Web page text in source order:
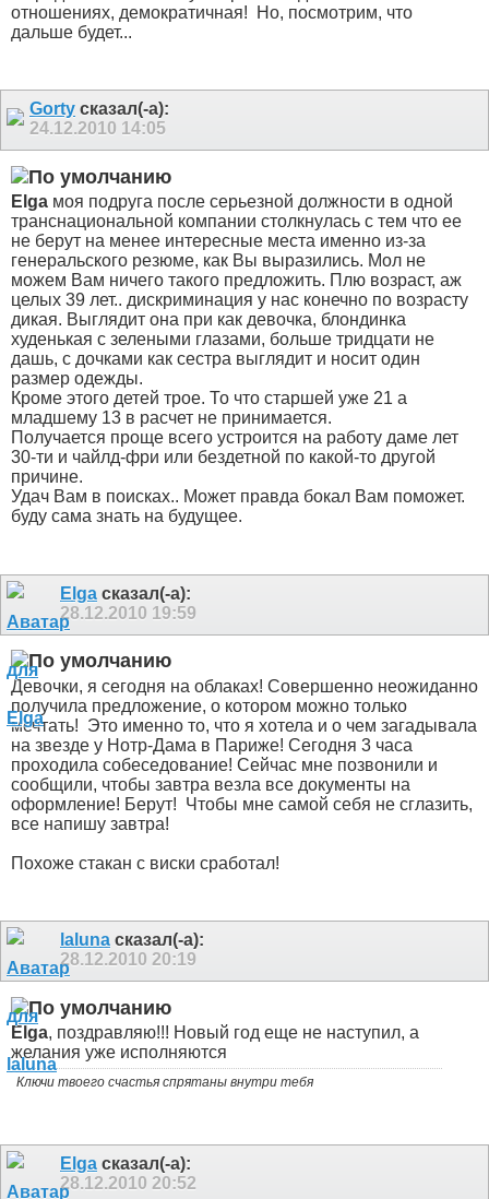
отношениях, демократичная!
Но, посмотрим, что
дальше будет...
Gorty сказал(-а):
24.12.2010 14:05
Elga моя подруга после серьезной должности в одной
транснациональной компании столкнулась с тем что ее
не берут на менее интересные места именно из-за
генеральского резюме, как Вы выразились. Мол не
можем Вам ничего такого предложить. Плю возраст, аж
целых 39 лет.. дискриминация у нас конечно по возрасту
дикая. Выглядит она при как девочка, блондинка
худенькая с зелеными глазами, больше тридцати не
дашь, с дочками как сестра выглядит и носит один
размер одежды.
Кроме этого детей трое. То что старшей уже 21 а
младшему 13 в расчет не принимается.
Получается проще всего устроится на работу даме лет
30-ти и чайлд-фри или бездетной по какой-то другой
причине.
Удач Вам в поисках.. Может правда бокал Вам поможет.
буду сама знать на будущее.
Elga сказал(-а):
28.12.2010 19:59
Девочки, я сегодня на облаках! Совершенно неожиданно
получила предложение, о котором можно только
мечтать! Это именно то, что я хотела и о чем загадывала
на звезде у Нотр-Дама в Париже! Сегодня 3 часа
проходила собеседование! Сейчас мне позвонили и
сообщили, чтобы завтра везла все документы на
оформление! Берут! Чтобы мне самой себя не сглазить,
все напишу завтра!
Похоже стакан с виски сработал!
laluna сказал(-а):
28.12.2010 20:19
Elga, поздравляю!!! Новый год еще не наступил, а
желания уже исполняются
Ключи твоего счастья спрятаны внутри тебя
Elga сказал(-а):
28.12.2010 20:52